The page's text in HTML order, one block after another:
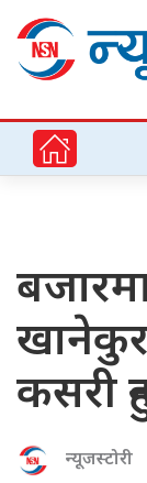
कसरी
न्यूजस्टोरी